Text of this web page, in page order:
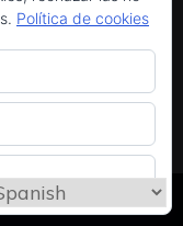
Si continúas
gestionar las
Política de cookies
para
continuar
se acepta
de cookies